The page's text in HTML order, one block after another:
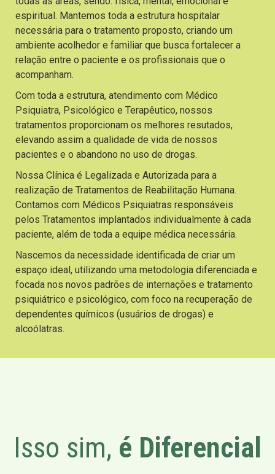
espiritual. Mantemos toda a estrutura hospitalar
necessária para o tratamento proposto, criando um
ambiente acolhedor e familiar que busca fortalecer a
relação entre o paciente e os profissionais que o
acompanham.
Com toda a estrutura, atendimento com Médico
Psiquiatra, Psicológico e Terapêutico, nossos
tratamentos proporcionam os melhores resutados,
elevando assim a qualidade de vida de nossos
pacientes e o abandono no uso de drogas.
Nossa Clínica é Legalizada e Autorizada para a
realização de Tratamentos de Reabilitação Humana.
Contamos com Médicos Psiquiatras responsáveis
pelos Tratamentos implantados individualmente à cada
paciente, além de toda a equipe médica necessária.
Nascemos da necessidade identificada de criar um
espaço ideal, utilizando uma metodologia diferenciada e
focada nos novos padrões de internações e tratamento
psiquiátrico e psicológico, com foco na recuperação de
dependentes químicos (usuários de drogas) e
alcoólatras.
Isso sim, é Diferencial